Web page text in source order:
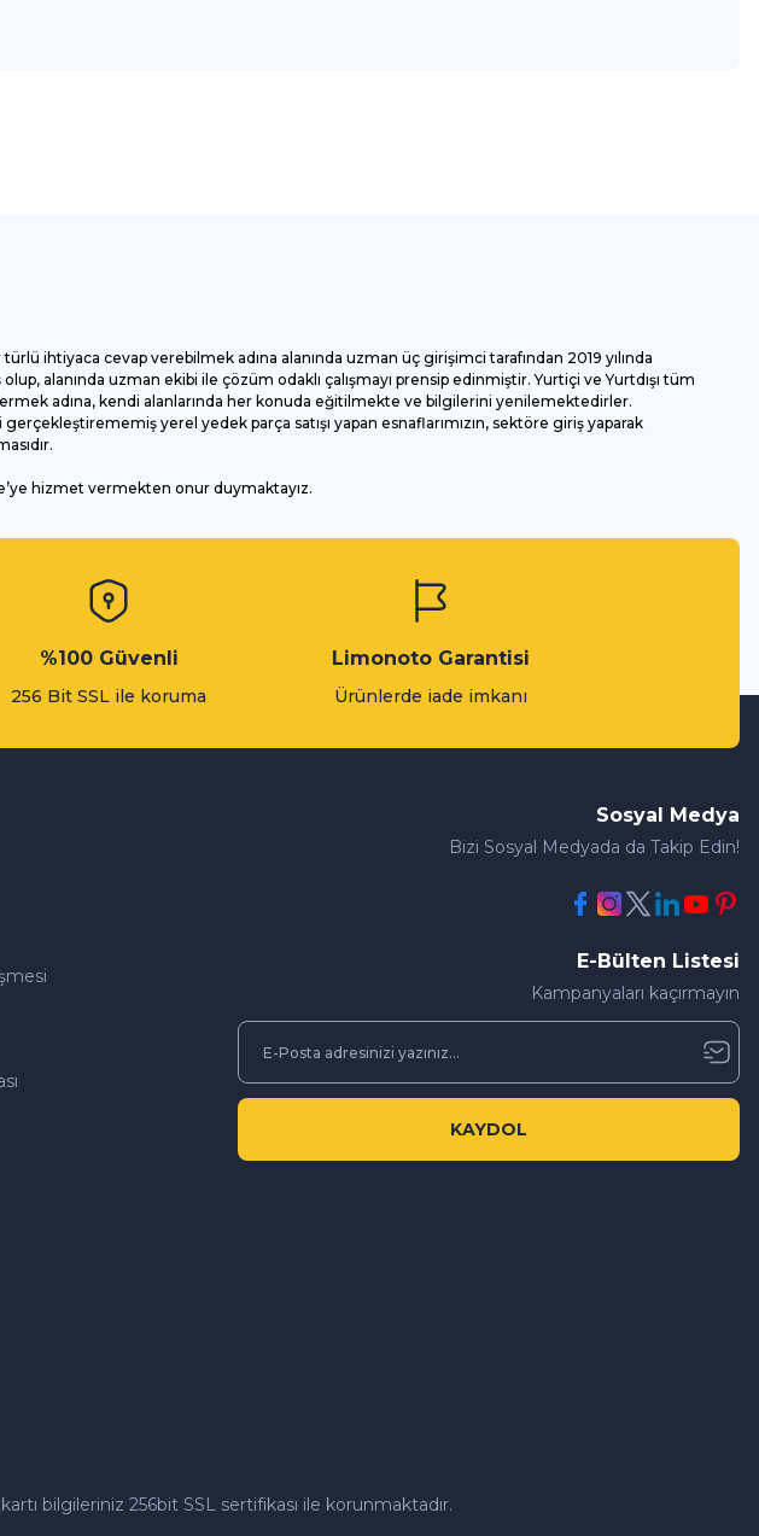
ihtiyaca cevap verebilmek adına alanında uzman üç girişimci tarafından 2019 yılında
alanında uzman ekibi ile çözüm odaklı çalışmayı prensip edinmiştir. Yurtiçi ve Yurtdışı tüm
adına, kendi alanlarında her konuda eğitilmekte ve bilgilerini yenilemektedirler.
yerel yedek parça satışı yapan esnaflarımızın, sektöre giriş yaparak
hizmet vermekten onur duymaktayız.
%100 Güvenli
256 Bit SSL ile koruma
Limonoto Garantisi
Ürünlerde iade imkanı
Sosyal Medya
Bizi Sosyal Medyada da Takip Edin!
E-Bülten Listesi
Kampanyaları kaçırmayın
KAYDOL
bilgileriniz 256bit SSL sertifikası ile korunmaktadır.